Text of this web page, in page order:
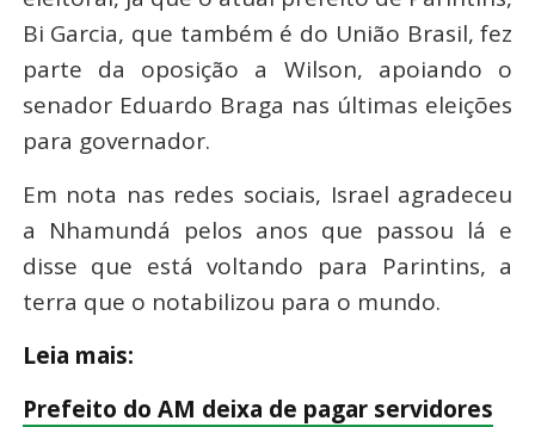
Bi Garcia, que também é do União Brasil, fez
parte da oposição a Wilson, apoiando o
senador Eduardo Braga nas últimas eleições
para governador.
Em nota nas redes sociais, Israel agradeceu
a Nhamundá pelos anos que passou lá e
disse que está voltando para Parintins, a
terra que o notabilizou para o mundo.
Leia mais:
Prefeito do AM deixa de pagar servidores